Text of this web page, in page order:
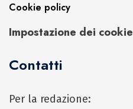
Cookie policy
Impostazione dei cookie
Contatti
Per la redazione: